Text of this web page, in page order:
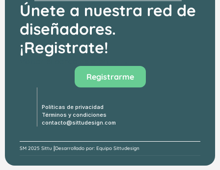
Únete a nuestra red de
diseñadores.
¡Registrate!
Registrarme
Políticas de privacidad
Términos y condiciones
contacto@sittudesign.com
SM 2025 Sittu |Desarrollado por: Equipo Sittudesign